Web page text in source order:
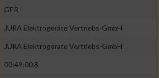
GER
JURA Elektrogeräte Vertriebs-GmbH
JURA Elektrogeräte Vertriebs-GmbH
00:49:00.8